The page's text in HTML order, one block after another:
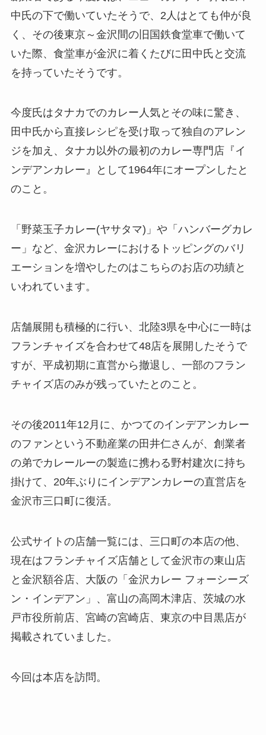
中氏の下で働いていたそうで、2人はとても仲が良
く、その後東京～金沢間の旧国鉄食堂車で働いて
いた際、食堂車が金沢に着くたびに田中氏と交流
を持っていたそうです。
今度氏はタナカでのカレー人気とその味に驚き、
田中氏から直接レシピを受け取って独自のアレン
ジを加え、タナカ以外の最初のカレー専門店『イ
ンデアンカレー』として1964年にオープンしたと
のこと。
「野菜玉子カレー(ヤサタマ)」や「ハンバーグカレ
ー」など、金沢カレーにおけるトッピングのバリ
エーションを増やしたのはこちらのお店の功績と
いわれています。
店舗展開も積極的に行い、北陸3県を中心に一時は
フランチャイズを合わせて48店を展開したそうで
すが、平成初期に直営から撤退し、一部のフラン
チャイズ店のみが残っていたとのこと。
その後2011年12月に、かつてのインデアンカレー
のファンという不動産業の田井仁さんが、創業者
の弟でカレールーの製造に携わる野村建次に持ち
掛けて、20年ぶりにインデアンカレーの直営店を
金沢市三口町に復活。
公式サイトの店舗一覧には、三口町の本店の他、
現在はフランチャイズ店舗として金沢市の東山店
と金沢額谷店、大阪の「金沢カレー フォーシーズ
ン・インデアン」、富山の高岡木津店、茨城の水
戸市役所前店、宮崎の宮崎店、東京の中目黒店が
掲載されていました。
今回は本店を訪問。